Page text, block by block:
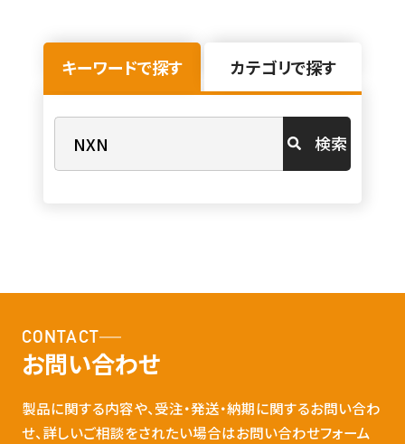
キーワードで探す カテゴリで探す
検索
CONTACT
お問い合わせ
製品に関する内容や、受注・発送・納期に関するお問い合わ
せ、詳しいご相談をされたい場合はお問い合わせフォーム